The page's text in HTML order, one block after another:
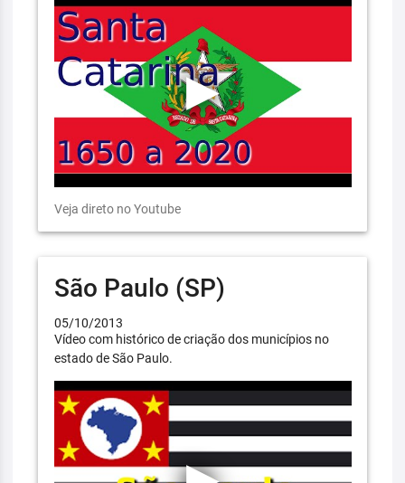
Veja direto no Youtube
São Paulo (SP)
05/10/2013
Vídeo com histórico de criação dos municípios no
estado de São Paulo.